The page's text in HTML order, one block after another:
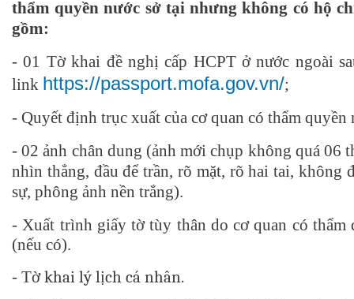
thẩm quyền nước sở tại nhưng không có hộ
gồm:
- 01 Tờ khai đề nghị cấp HCPT ở nước ngoài
link https://passport.mofa.gov.vn/;
- Quyết định trục xuất của cơ quan có thẩm quyền
- 02 ảnh chân dung (ảnh mới chụp không quá 06
nhìn thẳng, đầu để trần, rõ mặt, rõ hai tai, không
sự, phông ảnh nền trắng).
- Xuất trình giấy tờ tùy thân do cơ quan có thẩm
(nếu có).
- Tờ khai lý lịch cá nhân.